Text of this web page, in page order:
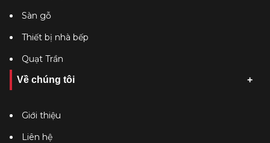
Sàn gỗ
Thiết bị nhà bếp
Quạt Trần
Về chúng tôi
Giới thiệu
Liên hệ